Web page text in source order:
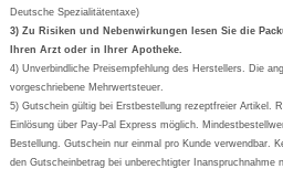
Formoline
Wick
Eucerin
Basica
Deutsche Spezialitätentaxe)
3) Zu Risiken und Nebenwirkungen lesen Sie die
Ihren Arzt oder in Ihrer Apotheke.
4) Unverbindliche Preisempfehlung des Herstellers. Die
vorgeschriebene Mehrwertsteuer.
5) Gutschein gültig bei Erstbestellung rezeptfreier Artikel.
Einlösung über Pay-Pal Express möglich.
Bestellung. Gutschein nur einmal pro Kunde verwendbar.
den Gutscheinbetrag bei unberechtigter Inanspruchnahme